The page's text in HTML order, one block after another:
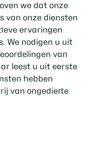
we dat onze
van onze diensten
ervaringen
We nodigen u uit
van
leest u uit eerste
hebben
van ongedierte